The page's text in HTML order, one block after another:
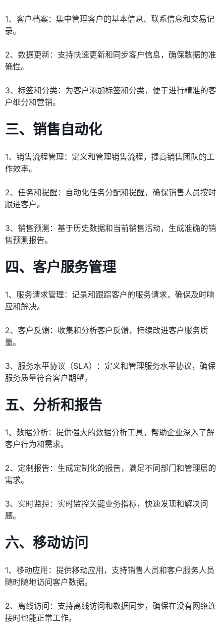
1、客户档案：集中管理客户的基本信息、联系信息和交易记
录。
2、数据更新：支持快速更新和同步客户信息，确保数据的准
确性。
3、标签和分类：为客户添加标签和分类，便于进行精准的客
户细分和营销。
三、销售自动化
1、销售流程管理：定义和管理销售流程，提高销售团队的工
作效率。
2、任务和提醒：自动化任务分配和提醒，确保销售人员按时
跟进客户。
3、销售预测：基于历史数据和当前销售活动，生成准确的销
售预测报告。
四、客户服务管理
1、服务请求管理：记录和跟踪客户的服务请求，确保及时响
应和解决。
2、客户反馈：收集和分析客户反馈，持续改进客户服务质
量。
3、服务水平协议（SLA）：定义和管理服务水平协议，确保
服务质量符合客户期望。
五、分析和报告
1、数据分析：提供强大的数据分析工具，帮助企业深入了解
客户行为和需求。
2、定制报告：生成定制化的报告，满足不同部门和管理层的
需求。
3、实时监控：实时监控关键业务指标，快速发现和解决问
题。
六、移动访问
1、移动应用：提供移动应用，支持销售人员和客户服务人员
随时随地访问客户数据。
2、离线访问：支持离线访问和数据同步，确保在没有网络连
接时也能正常工作。